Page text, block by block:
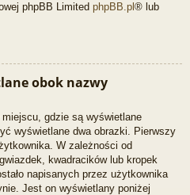
phpBB Limited phpBB.pl ® lub
obok nazwy
gdzie są wyświetlane
wyświetlane dwa obrazki. Pierwszy
W zależności od
kwadracików lub kropek
napisanych przez użytkownika
Jest on wyświetlany poniżej